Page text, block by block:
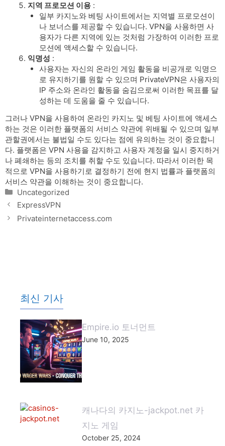
지역 프로모션 이용 :
일부 카지노와 베팅 사이트에서는 지역별 프로모션이
나 보너스를 제공할 수 있습니다. VPN을 사용하면 사
용자가 다른 지역에 있는 것처럼 가장하여 이러한 프로
모션에 액세스할 수 있습니다.
익명성 :
사용자는 자신의 온라인 게임 활동을 비공개로 익명으
로 유지하기를 원할 수 있으며 PrivateVPN은 사용자의
IP 주소와 온라인 활동을 숨김으로써 이러한 목표를 달
성하는 데 도움을 줄 수 있습니다.
그러나 VPN을 사용하여 온라인 카지노 및 베팅 사이트에 액세스
하는 것은 이러한 플랫폼의 서비스 약관에 위배될 수 있으며 일부
관할권에서는 불법일 수도 있다는 점에 유의하는 것이 중요합니
다. 플랫폼은 VPN 사용을 감지하고 사용자 계정을 일시 중지하거
나 폐쇄하는 등의 조치를 취할 수도 있습니다. 따라서 이러한 목
적으로 VPN을 사용하기로 결정하기 전에 현지 법률과 플랫폼의
서비스 약관을 이해하는 것이 중요합니다.
Categories
Uncategorized
ExpressVPN
Privateinternetaccess.com
최신 기사
Empire.io 토너먼트
June 10, 2025
캐나다의 카지노-jackpot.net 카
지노 게임
October 25, 2024